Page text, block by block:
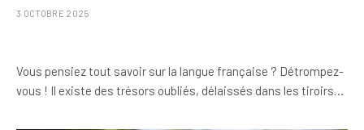
3 OCTOBRE 2025
Vous pensiez tout savoir sur la langue française ? Détrompez-
vous ! Il existe des trésors oubliés, délaissés dans les tiroirs…